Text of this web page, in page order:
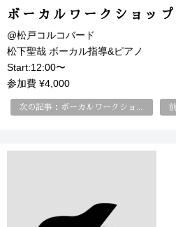
ボーカルワークショップ
@松戸コルコバード
松下聖哉 ボーカル指導&ピアノ
Start:12:00〜
参加費 ¥4,000
次の記事：ボーカルワークショップ